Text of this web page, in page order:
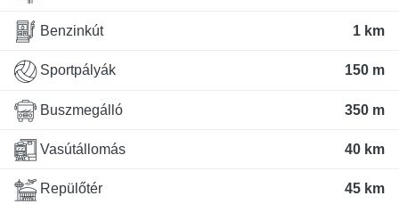
Benzinkút 1 km
Sportpályák 150 m
Buszmegálló 350 m
Vasútállomás 40 km
Repülőtér 45 km